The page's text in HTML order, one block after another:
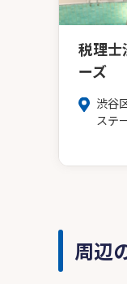
税理士
ーズ
渋谷
ステ
周辺